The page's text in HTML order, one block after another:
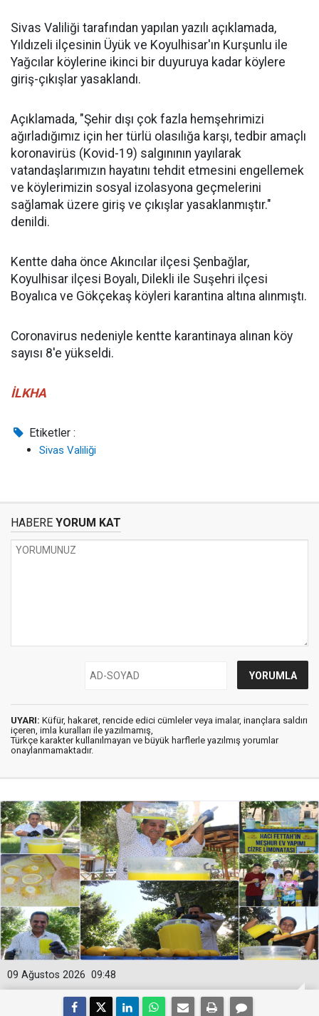
Sivas Valiliği tarafından yapılan yazılı açıklamada,
Yıldızeli ilçesinin Üyük ve Koyulhisar'ın Kurşunlu ile
Yağcılar köylerine ikinci bir duyuruya kadar köylere
giriş-çıkışlar yasaklandı.
Açıklamada, "Şehir dışı çok fazla hemşehrimizi
ağırladığımız için her türlü olasılığa karşı, tedbir amaçlı
koronavirüs (Kovid-19) salgınının yayılarak
vatandaşlarımızın hayatını tehdit etmesini engellemek
ve köylerimizin sosyal izolasyona geçmelerini
sağlamak üzere giriş ve çıkışlar yasaklanmıştır."
denildi.
Kentte daha önce Akıncılar ilçesi Şenbağlar,
Koyulhisar ilçesi Boyalı, Dilekli ile Suşehri ilçesi
Boyalıca ve Gökçekaş köyleri karantina altına alınmıştı.
Coronavirus nedeniyle kentte karantinaya alınan köy
sayısı 8'e yükseldi.
İLKHA
Etiketler :
Sivas Valiliği
HABERE YORUM KAT
UYARI: Küfür, hakaret, rencide edici cümleler veya imalar, inançlara saldırı
içeren, imla kuralları ile yazılmamış,
Türkçe karakter kullanılmayan ve büyük harflerle yazılmış yorumlar
onaylanmamaktadır.
09:48
09 Ağustos 2026